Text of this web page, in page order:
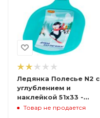
Ледянка Полесье N2 с
углублением и
наклейкой 51х33 -
бирюзовая
Товар не продается